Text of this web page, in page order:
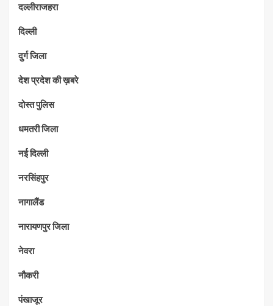
दल्लीराजहरा
दिल्ली
दुर्ग जिला
देश प्रदेश की ख़बरे
दोस्त पुलिस
धमतरी जिला
नई दिल्ली
नरसिंहपुर
नागालैंड
नारायणपुर जिला
नेवरा
नौकरी
पंखाजूर